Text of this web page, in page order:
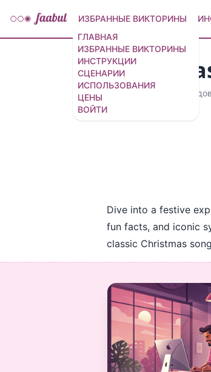
ГЛАВНАЯ
ИЗБРАННЫЕ ВИКТОРИНЫ
ИНСТРУКЦИИ
СЦЕНАРИИ
ИСПОЛЬЗОВАНИЯ
ЦЕНЫ
ВОЙТИ
ИЗБРАННЫЕ ВИКТОРИНЫ
12 слайдов
Dive into a festive
fun facts, and iconic
classic Christmas